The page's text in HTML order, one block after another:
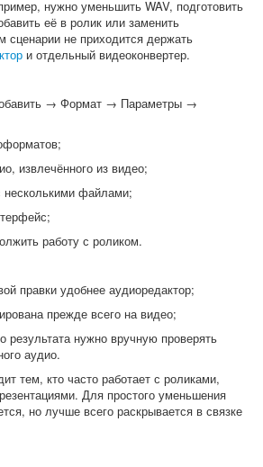
нужно уменьшить WAV, подготовить
её в ролик или заменить
сценарии не приходится держать
и отдельный видеоконвертер.
→ Формат → Параметры →
извлечённого из видео;
несколькими файлами;
работу с роликом.
правки удобнее аудиоредактор;
прежде всего на видео;
результата нужно вручную проверять
аудио.
тем, кто часто работает с роликами,
Для простого уменьшения
но лучше всего раскрывается в связке